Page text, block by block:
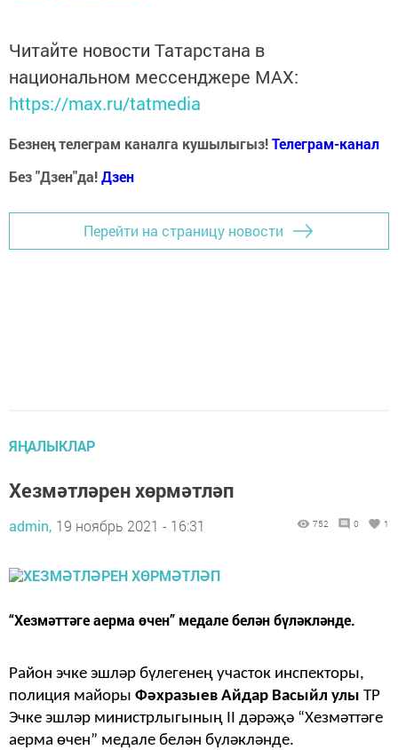
Читайте новости Татарстана в
национальном мессенджере MАХ:
https://max.ru/tatmedia
Безнең телеграм каналга кушылыгыз!Телеграм-канал
Без "Дзен"да!Дзен
Перейти на страницу новости
ЯҢАЛЫКЛАР
Хезмәтләрен хөрмәтләп
admin, 19 ноябрь 2021 - 16:31 752 0 1
“Хезмәттәге аерма өчен” ме­дале белән бүләкләнде.
Район эчке эшләр бүлегенең уча­сток инспекторы,
полиция майоры Фәхразыев Айдар Васыйл улы ТР
Эчке эшләр министрлыгының II дәрәҗә “Хезмәттәге
аерма өчен” ме­дале белән бүләкләнде.